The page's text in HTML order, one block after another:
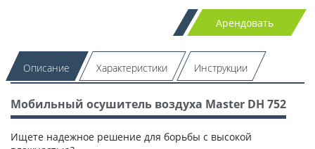
Арендовать
Описание Характеристики Инструкции
Мобильный осушитель воздуха Master DH 752
Ищете надежное решение для борьбы с высокой